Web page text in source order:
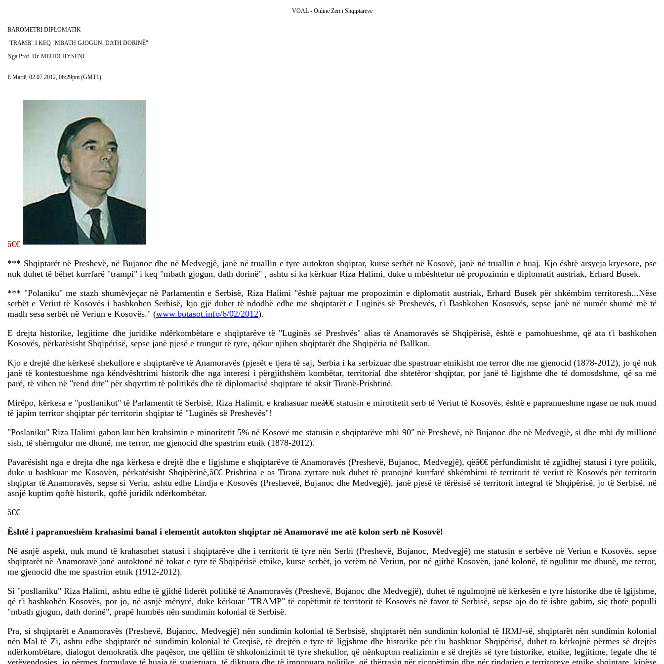
VOAL - Online Zëri i Shqiptarëve
BAROMETRI DIPLOMATIK
"TRAMB" I KEQ "MBATH GJOGUN, DATH DORINË"
Nga Prof. Dr. MEHDI HYSENI
E Martë, 02.07.2012, 06:29pm (GMT1)
ã€€
*** Shqiptarët në Preshevë, në Bujanoc dhe në Medvegjë, janë në truallin e tyre autokton shqiptar, kurse serbët në Kosovë, janë në truallin e huaj. Kjo është arsyeja kryesore, pse
nuk duhet të bëhet kurrfarë "trampi" i keq "mbath gjogun, dath dorinë" , ashtu si ka kërkuar Riza Halimi, duke u mbështetur në propozimin e diplomatit austriak, Erhard Busek.
*** "Polaniku" me stazh shumëvjeçar në Parlamentin e Serbisë, Riza Halimi "është pajtuar me propozimin e diplomatit austriak, Erhard Busek për shkëmbim territoresh...Nëse
serbët e Veriut të Kosovës i bashkohen Serbisë, kjo gjë duhet të ndodhë edhe me shqiptarët e Luginës së Preshevës, t'i Bashkohen Kososvës, sepse janë në numër shumë më të
madh sesa serbët në Veriun e Kosovës." (www.botasot.info/6/02/2012).
E drejta historike, legjitime dhe juridike ndërkombëtare e shqiptarëve të "Luginës së Preshvës" alias të Anamoravës së Shqipërisë, është e pamohueshme, që ata t'i bashkohen
Kosovës, përkatësisht Shqipërisë, sepse janë pjesë e trungut të tyre, qëkur njihen shqiptarët dhe Shqipëria në Ballkan.
Kjo e drejtë dhe kërkesë shekullore e shqiptarëve të Anamoravës (pjesët e tjera të saj, Serbia i ka serbizuar dhe spastruar etnikisht me terror dhe me gjenocid (1878-2012), jo që nuk
janë të kontestueshme nga këndvështrimi historik dhe nga interesi i përgjithshëm kombëtar, territorial dhe shtetëror shqiptar, por janë të ligjshme dhe të domosdshme, që sa më
parë, të vihen në "rend dite" për shqyrtim të politikës dhe të diplomacisë shqiptare të aksit Tiranë-Prishtinë.
Mirëpo, kërkesa e "posllanikut" të Parlamentit të Serbisë, Riza Halimit, e krahasuar meã€€ statusin e mirotitetit serb të Veriut të Kosovës, është e papranueshme ngase ne nuk mund
të japim territor shqiptar për territorin shqiptar të "Luginës së Preshevës"!
"Poslaniku" Riza Halimi gabon kur bën krahsimin e minoritetit 5% në Kosovë me statusin e shqiptarëve mbi 90" në Preshevë, në Bujanoc dhe në Medvegjë, si dhe mbi dy millionë
sish, të shërngulur me dhunë, me terror, me gjenocid dhe spastrim etnik (1878-2012).
Pavarësisht nga e drejta dhe nga kërkesa e drejtë dhe e ligjshme e shqiptarëve të Anamoravës (Preshevë, Bujanoc, Medvegjë), qëã€€ përfundimisht të zgjidhej statusi i tyre politik,
duke u bashkuar me Kosovën, përkatësisht Shqipërinë,ã€€ Prishtina e as Tirana zyrtare nuk duhet të pranojnë kurrfarë shkëmbimi të territorit të veriut të Kosovës për territorin
shqiptar të Anamoravës, sepse si Veriu, ashtu edhe Lindja e Kosovës (Presheveë, Bujanoc dhe Medvegjë), janë pjesë të tërësisë së territorit integral të Shqipërisë, jo të Serbisë, në
asnjë kuptim qoftë historik, qoftë juridik ndërkombëtar.
ã€€
Është i papranueshëm krahasimi banal i elementit autokton shqiptar në Anamoravë me atë kolon serb në Kosovë!
Në asnjë aspekt, nuk mund të krahasohet statusi i shqiptarëve dhe i territorit të tyre nën Serbi (Preshevë, Bujanoc, Medvegjë) me statusin e serbëve në Veriun e Kosovës, sepse
shqiptarët në Anamoravë janë autoktonë në tokat e tyre të Shqipërisë etnike, kurse serbët, jo vetëm në Veriun, por në gjithë Kosovën, janë kolonë, të ngulitur me dhunë, me terror,
me gjenocid dhe me spastrim etnik (1912-2012).
Si "posllaniku" Riza Halimi, ashtu edhe të gjithë liderët politikë të Anamoravës (Preshevë, Bujanoc dhe Medvegjë), duhet të ngulmojnë në kërkesën e tyre historike dhe të lgijshme,
që t'i bashkohën Kosovës, por jo, në asnjë mënyrë, duke kërkuar "TRAMP" të copëtimit të territorit të Kosovës në favor të Serbisë, sepse ajo do të ishte gabim, siç thotë populli
"mbath gjogun, dath dorinë", prapë humbës nën sundimin kolonial të Serbisë.
Pra, si shqiptarët e Anamoravës (Preshevë, Bujanoc, Medvegjë) nën sundimin kolonial të Serbsisë, shqiptarët nën sundimin kolonial të IRMJ-së, shqiptarët nën sundimin kolonial
nën Mal të Zi, ashtu edhe shqiptarët në sundimin kolonial të Greqisë, të drejtën e tyre të ligjshme dhe historike për t'iu bashkuar Shqipërisë, duhet ta kërkojnë përmes së drejtës
ndërkombëtare, dialogut demokratik dhe paqësor, me qëllim të shkolonizimit të tyre shekullor, që nënkupton realizimin e së drejtës së tyre historike, etnike, legjitime, legale dhe të
vetëvendosjes, jo përmes formulave të huaja të sugjeruara, të diktuara dhe të imponuara politike, që thërrasin për ricopëtimin dhe për rindarjen e territoreve etnike shqiptare, kinëse